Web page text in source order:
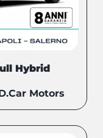
Hybrid
Motors